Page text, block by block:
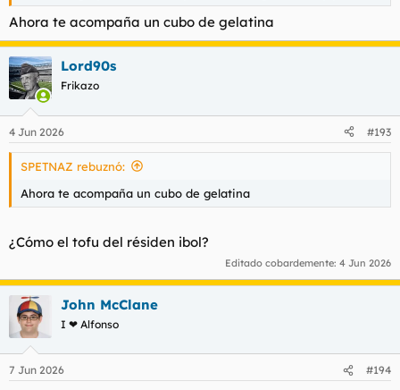
Ahora te acompaña un cubo de gelatina
Lord90s
Frikazo
4 Jun 2026 #193
SPETNAZ rebuznó:
Ahora te acompaña un cubo de gelatina
¿Cómo el tofu del résiden ibol?
Editado cobardemente: 4 Jun 2026
John McClane
I ❤ Alfonso
7 Jun 2026 #194